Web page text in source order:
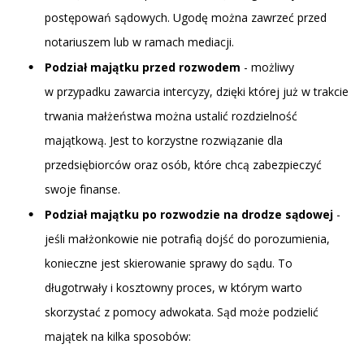
postępowań sądowych. Ugodę można zawrzeć przed
notariuszem lub w ramach mediacji.
Podział majątku przed rozwodem - możliwy
w przypadku zawarcia intercyzy, dzięki której już w trakcie
trwania małżeństwa można ustalić rozdzielność
majątkową. Jest to korzystne rozwiązanie dla
przedsiębiorców oraz osób, które chcą zabezpieczyć
swoje finanse.
Podział majątku po rozwodzie na drodze sądowej -
jeśli małżonkowie nie potrafią dojść do porozumienia,
konieczne jest skierowanie sprawy do sądu. To
długotrwały i kosztowny proces, w którym warto
skorzystać z pomocy adwokata. Sąd może podzielić
majątek na kilka sposobów: